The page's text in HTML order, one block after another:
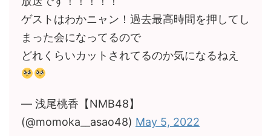
ゲストはわかニャン！過去最高時間を押してし
まった会になってるので
どれくらいカットされてるのか気になるねえ
— 浅尾桃香【NMB48】
(@momoka__asao48) May 5, 2022